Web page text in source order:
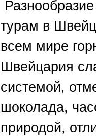
турам в
всем мире
Швейцария
системой,
шоколада,
природой,